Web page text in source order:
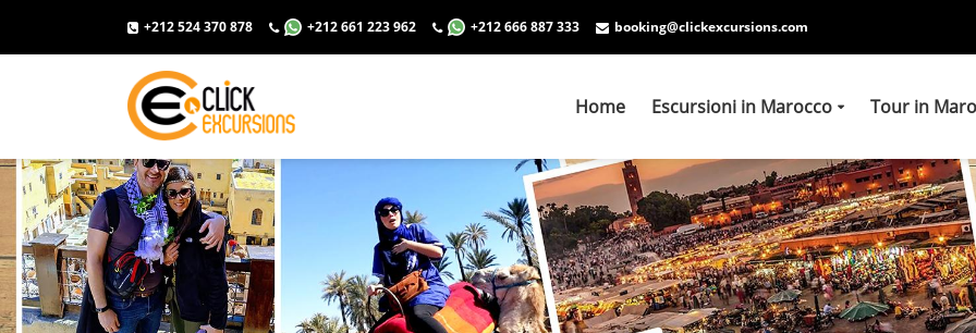
+212 524 370 878 +212 661 223 962 +212 666 887 333 booking@clickexcursions.com
Home Escursioni in Marocco Tour in